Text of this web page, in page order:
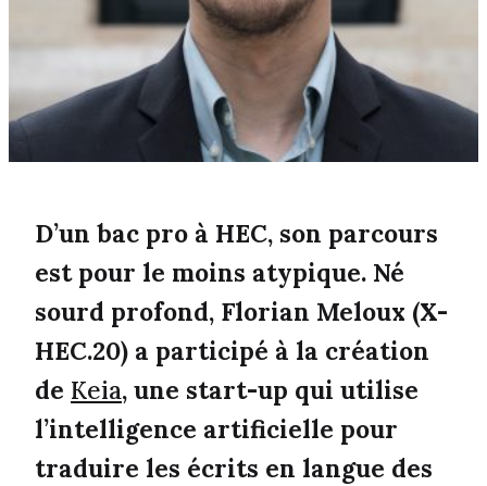
D’un bac pro à HEC, son parcours
est pour le moins atypique. Né
sourd profond, Florian Meloux (X-
HEC.20) a participé à la création
de Keia, une start-up qui utilise
l’intelligence artificielle pour
traduire les écrits en langue des